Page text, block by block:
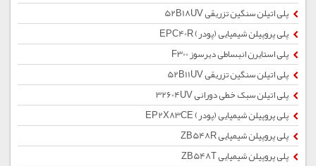
پلی اتیلن سنگین تزریقی 52B18UV
پلی پروپیلن شیمیایی (پودر) EPC40R
پلی استایرن انبساطی دیرسوز F300
پلی اتیلن سنگین تزریقی 52B11UV
پلی اتیلن سبک خطی دورانی 32604UV
پلی پروپیلن شیمیایی (پودر) EP2X83CE
پلی پروپیلن شیمیایی ZB548R
پلی پروپیلن شیمیایی ZB548T